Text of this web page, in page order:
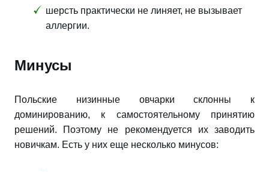
шерсть практически не линяет, не вызывает
аллергии.
Минусы
Польские низинные овчарки склонны к
доминированию, к самостоятельному принятию
решений. Поэтому не рекомендуется их заводить
новичкам. Есть у них еще несколько минусов: